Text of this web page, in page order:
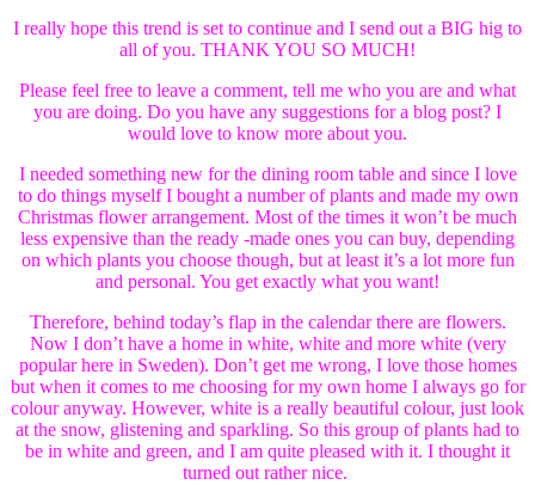
I really hope this trend is set to continue and I send out a BIG hig to
all of you. THANK YOU SO MUCH!
Please feel free to leave a comment, tell me who you are and what
you are doing. Do you have any suggestions for a blog post? I
would love to know more about you.
I needed something new for the dining room table and since I love
to do things myself I bought a number of plants and made my own
Christmas flower arrangement. Most of the times it won’t be much
less expensive than the ready -made ones you can buy, depending
on which plants you choose though, but at least it’s a lot more fun
and personal. You get exactly what you want!
Therefore, behind today’s flap in the calendar there are flowers.
Now I don’t have a home in white, white and more white (very
popular here in Sweden). Don’t get me wrong, I love those homes
but when it comes to me choosing for my own home I always go for
colour anyway. However, white is a really beautiful colour, just look
at the snow, glistening and sparkling. So this group of plants had to
be in white and green, and I am quite pleased with it. I thought it
turned out rather nice.